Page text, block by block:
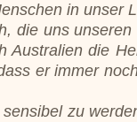
in unser
die uns
Australien die
er immer
zu